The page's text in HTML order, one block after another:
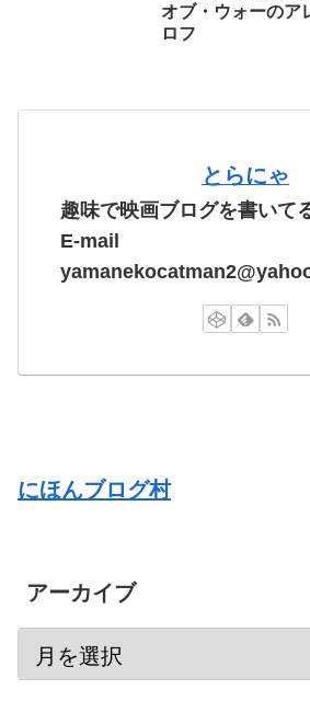
オブ・ウォーのア
ロフ
とらにゃ
趣味で映画ブログを書いて
E-mail
にほんブログ村
アーカイブ